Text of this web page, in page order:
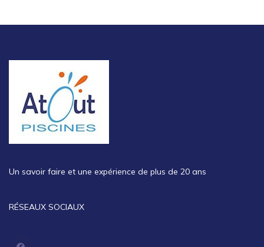
Un savoir faire et une expérience de plus de 20 ans
RÉSEAUX SOCIAUX